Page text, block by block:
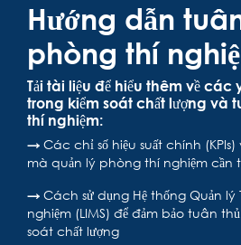
Hướng dẫn
phòng thí
Tải tài liệu để hiểu thêm về các
trong kiểm soát chất lượng và
thí nghiệm:
→ Các chỉ số hiệu suất chính
mà quản lý phòng thí nghiệm cần
→ Cách sử dụng Hệ thống Quản
nghiệm (LIMS) để đảm bảo tuân
soát chất lượng